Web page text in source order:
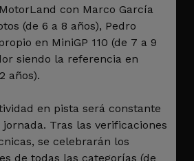
con Marco García
(de 6 a 8 años), Pedro
en MiniGP 110 (de 7 a 9
siendo la referencia en
años).
en pista será constante
Tras las verificaciones
se celebrarán los
de todas las categorías (de